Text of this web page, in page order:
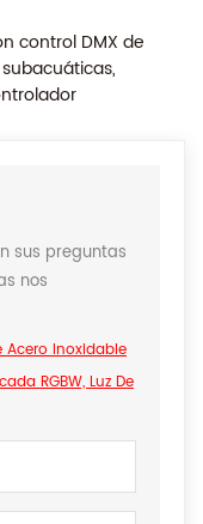
control DMX de
sus preguntas
nos
Acero Inoxidable
RGBW, Luz De